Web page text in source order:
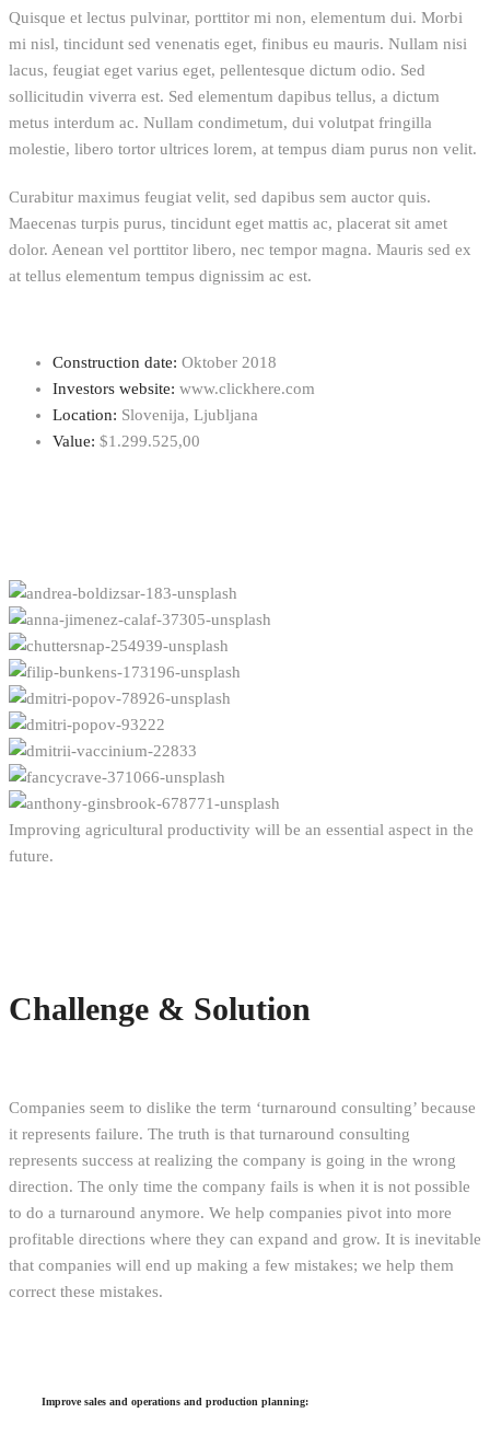
Quisque et lectus pulvinar, porttitor mi non, elementum dui. Morbi
mi nisl, tincidunt sed venenatis eget, finibus eu mauris. Nullam nisi
lacus, feugiat eget varius eget, pellentesque dictum odio. Sed
sollicitudin viverra est. Sed elementum dapibus tellus, a dictum
metus interdum ac. Nullam condimetum, dui volutpat fringilla
molestie, libero tortor ultrices lorem, at tempus diam purus non velit.
Curabitur maximus feugiat velit, sed dapibus sem auctor quis.
Maecenas turpis purus, tincidunt eget mattis ac, placerat sit amet
dolor. Aenean vel porttitor libero, nec tempor magna. Mauris sed ex
at tellus elementum tempus dignissim ac est.
Construction date: Oktober 2018
Investors website: www.clickhere.com
Location: Slovenija, Ljubljana
Value: $1.299.525,00
Improving agricultural productivity will be an essential aspect in the
future.
Challenge & Solution
Companies seem to dislike the term ‘turnaround consulting’ because
it represents failure. The truth is that turnaround consulting
represents success at realizing the company is going in the wrong
direction. The only time the company fails is when it is not possible
to do a turnaround anymore. We help companies pivot into more
profitable directions where they can expand and grow. It is inevitable
that companies will end up making a few mistakes; we help them
correct these mistakes.
Improve sales and operations and production planning: